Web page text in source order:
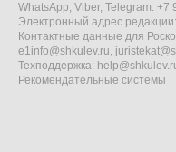
WhatsApp, Viber, Telegram: +7
Электронный адрес редакции:
Контактные данные для
e1info@shkulev.ru,
Техподдержка:
Рекомендательные системы